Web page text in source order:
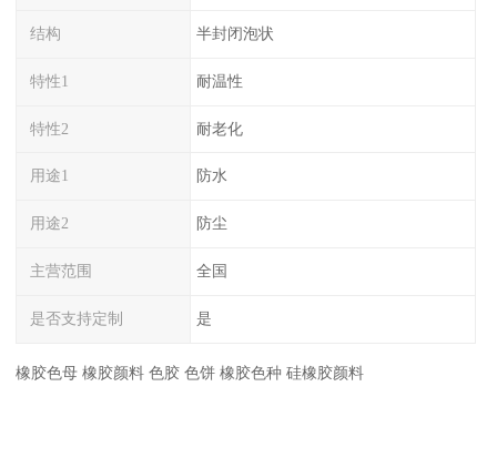
结构 半封闭泡状
特性1 耐温性
特性2 耐老化
用途1 防水
用途2 防尘
主营范围 全国
是否支持定制 是
橡胶色母 橡胶颜料 色胶 色饼 橡胶色种 硅橡胶颜料